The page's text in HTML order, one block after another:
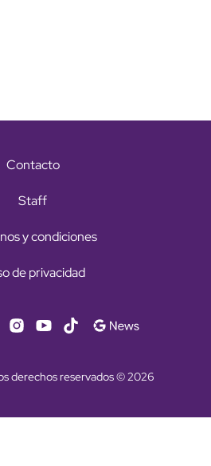
Contacto
Staff
y condiciones
de privacidad
derechos reservados © 2026